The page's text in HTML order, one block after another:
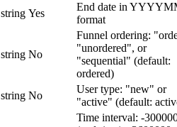
string Yes
End date in
format
string No
Funnel ordering:
"unordered", or
"sequential" (default:
ordered)
string No
User type: "new" or
"active" (default:
Time interval: -